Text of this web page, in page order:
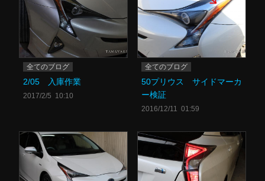
全てのブログ
2/05 入庫作業
2017/2/5 10:10
全てのブログ
50プリウス サイドマーカ
ー検証
2016/12/11 01:59